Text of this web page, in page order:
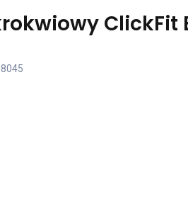
ClickFit